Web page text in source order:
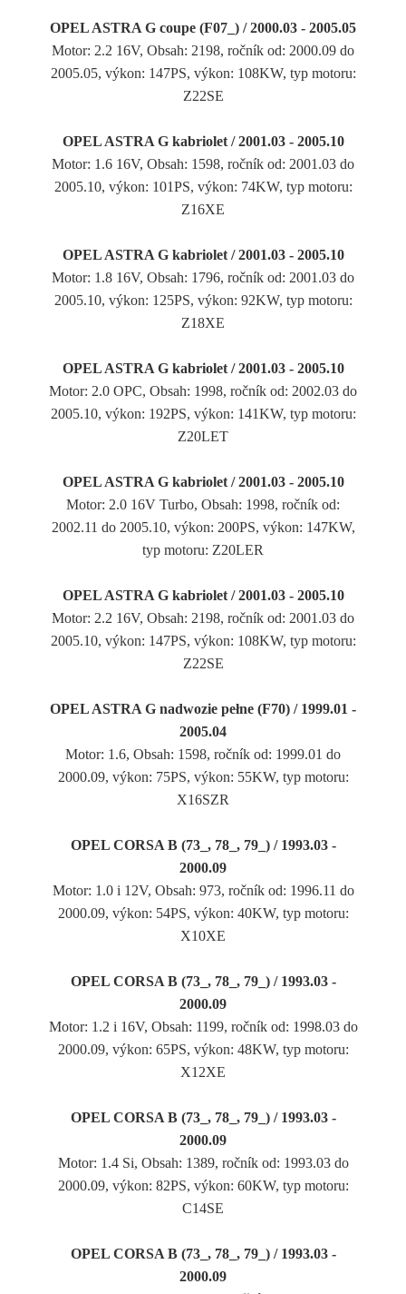
OPEL ASTRA G coupe (F07_) / 2000.03 - 2005.05
Motor: 2.2 16V, Obsah: 2198, ročník od: 2000.09 do
2005.05, výkon: 147PS, výkon: 108KW, typ motoru:
Z22SE
OPEL ASTRA G kabriolet / 2001.03 - 2005.10
Motor: 1.6 16V, Obsah: 1598, ročník od: 2001.03 do
2005.10, výkon: 101PS, výkon: 74KW, typ motoru:
Z16XE
OPEL ASTRA G kabriolet / 2001.03 - 2005.10
Motor: 1.8 16V, Obsah: 1796, ročník od: 2001.03 do
2005.10, výkon: 125PS, výkon: 92KW, typ motoru:
Z18XE
OPEL ASTRA G kabriolet / 2001.03 - 2005.10
Motor: 2.0 OPC, Obsah: 1998, ročník od: 2002.03 do
2005.10, výkon: 192PS, výkon: 141KW, typ motoru:
Z20LET
OPEL ASTRA G kabriolet / 2001.03 - 2005.10
Motor: 2.0 16V Turbo, Obsah: 1998, ročník od:
2002.11 do 2005.10, výkon: 200PS, výkon: 147KW,
typ motoru: Z20LER
OPEL ASTRA G kabriolet / 2001.03 - 2005.10
Motor: 2.2 16V, Obsah: 2198, ročník od: 2001.03 do
2005.10, výkon: 147PS, výkon: 108KW, typ motoru:
Z22SE
OPEL ASTRA G nadwozie pełne (F70) / 1999.01 -
2005.04
Motor: 1.6, Obsah: 1598, ročník od: 1999.01 do
2000.09, výkon: 75PS, výkon: 55KW, typ motoru:
X16SZR
OPEL CORSA B (73_, 78_, 79_) / 1993.03 -
2000.09
Motor: 1.0 i 12V, Obsah: 973, ročník od: 1996.11 do
2000.09, výkon: 54PS, výkon: 40KW, typ motoru:
X10XE
OPEL CORSA B (73_, 78_, 79_) / 1993.03 -
2000.09
Motor: 1.2 i 16V, Obsah: 1199, ročník od: 1998.03 do
2000.09, výkon: 65PS, výkon: 48KW, typ motoru:
X12XE
OPEL CORSA B (73_, 78_, 79_) / 1993.03 -
2000.09
Motor: 1.4 Si, Obsah: 1389, ročník od: 1993.03 do
2000.09, výkon: 82PS, výkon: 60KW, typ motoru:
C14SE
OPEL CORSA B (73_, 78_, 79_) / 1993.03 -
2000.09